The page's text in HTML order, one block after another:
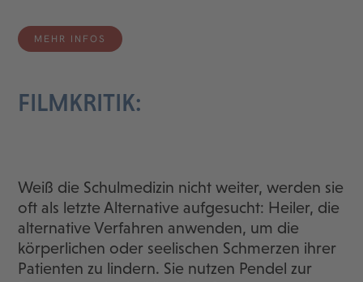
MEHR INFOS
FILMKRITIK:
Weiß die Schulmedizin nicht weiter, werden sie
oft als letzte Alternative aufgesucht: Heiler, die
alternative Verfahren anwenden, um die
körperlichen oder seelischen Schmerzen ihrer
Patienten zu lindern. Sie nutzen Pendel zur